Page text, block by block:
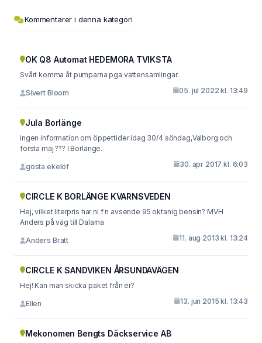
Kommentarer i denna kategori
OK Q8 Automat HEDEMORA TVIKSTA
Svårt komma åt pumparna pga vattensamlingar.
Sivert Bloom 05. jul 2022 kl. 13:49
Jula Borlänge
ingen information om öppettider idag 30/4 söndag,Valborg och
första maj ??? I Borlänge.
gösta ekelöf 30. apr 2017 kl. 6:03
CIRCLE K BORLÄNGE KVARNSVEDEN
Hej, vilket literpris har ni f n avsende 95 oktanig bensin? MVH
Anders på väg till Dalarna
Anders Bratt 11. aug 2013 kl. 13:24
CIRCLE K SANDVIKEN ÅRSUNDAVÄGEN
Hej! Kan man skicka paket från er?
Ellen 13. jun 2015 kl. 13:43
Mekonomen Bengts Däckservice AB